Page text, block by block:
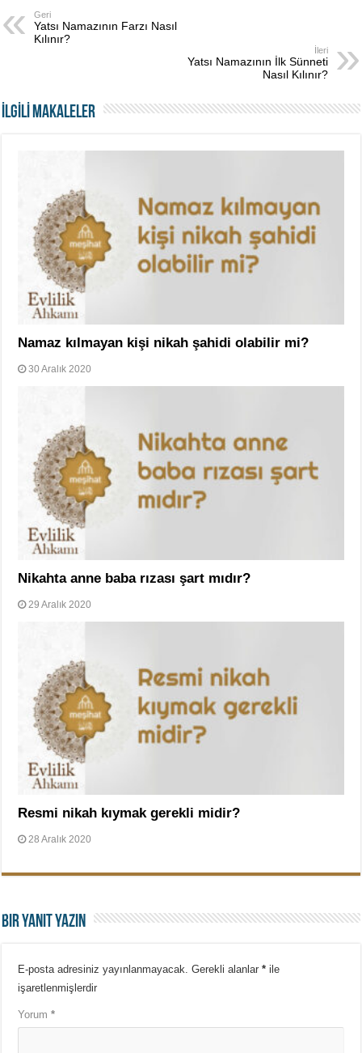
Geri
Yatsı Namazının Farzı Nasıl
Kılınır?
İleri
Yatsı Namazının İlk Sünneti
Nasıl Kılınır?
İLGİLİ MAKALELER
Namaz kılmayan kişi nikah şahidi olabilir mi?
30 Aralık 2020
Nikahta anne baba rızası şart mıdır?
29 Aralık 2020
Resmi nikah kıymak gerekli midir?
28 Aralık 2020
Bir yanıt yazın
E-posta adresiniz yayınlanmayacak. Gerekli alanlar* ile
işaretlenmişlerdir
Yorum*